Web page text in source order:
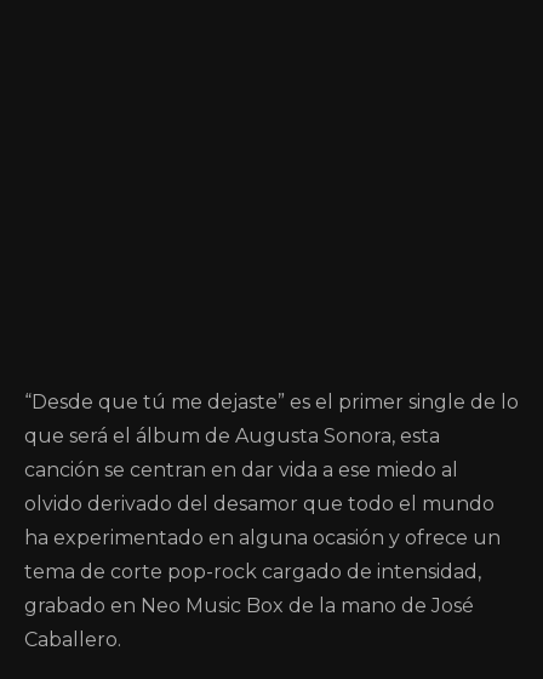
“Desde que tú me dejaste” es el primer single de lo
que será el álbum de Augusta Sonora, esta
canción se centran en dar vida a ese miedo al
olvido derivado del desamor que todo el mundo
ha experimentado en alguna ocasión y ofrece un
tema de corte pop-rock cargado de intensidad,
grabado en Neo Music Box de la mano de José
Caballero.